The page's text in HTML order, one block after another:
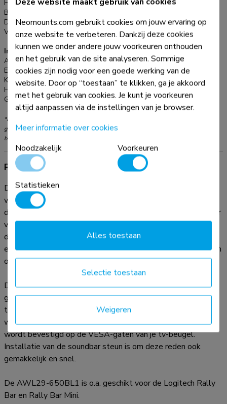
wordt bevestigd op de VESA-gaten van je tv-beugel.
Installatie van de soundbar steun is om deze reden ook
gemakkelijk en snel. De AWL29-650BL1 is o.a. geschikt
voor de Logitech Rally Bar en Rally Bar Mini.
Hoogte:
43,7 cm
Breedte:
Diepte:
21,5 cm
Verstellingstype:
Manueel
Informatie
Artikelnummer:
AWL29-650BL1
EAN:
8717371449155
Kleur:
Zwart
Hoofdmateriaal:
Garantie:
5 jaar
*NB. De vermelde inch-maten zijn slechts een indicatie, gecombineerd met het
gewicht en de VESA-maten. Het maximale gewicht en de VESA-maat zijn absolute
beperkingen voor de producten en dienen niet te worden overschreden.
Productinformatie
De Neomounts AWL29-650BL1 is een universele
videobar/soundbar/speaker steun met een maximaal
draagvermogen van 15 kg. De beugel is in diepte verstelbaar
van 7,7 tot 21,5 cm en is tevens in hoogte verstelbaar. Met
de beugel kan een videobar/speaker zowel boven als onder
een scherm worden geïnstalleerd, wat een cleane en modern
ogende installatie van audio hardware bewerkstelligt.
Doordat de AWL29-650BL1 op het scherm wordt
gemonteerd, beweegt deze eenvoudig mee met het scherm
terwijl deze in hoogte, diepte of in iedere andere kijkpositie
wordt afgesteld. De beugel is in breedte verstelbaar en
wordt bevestigd op de VESA-gaten van je tv-beugel.
Installatie van de soundbar steun is om deze reden ook
gemakkelijk en snel.
De AWL29-650BL1 is o.a. geschikt voor de Logitech Rally
Bar en Rally Bar Mini.
Neomounts.com gebruikt cookies om jouw ervaring op
onze website te verbeteren. Dankzij deze cookies
kunnen we onder andere jouw voorkeuren onthouden
en het gebruik van de site analyseren. Sommige
cookies zijn nodig voor een goede werking van de
website. Door op “toestaan” te klikken, ga je akkoord
met het gebruik van cookies. Je kunt je voorkeuren
altijd aanpassen via de instellingen van je browser.
Meer informatie over cookies
Noodzakelijk
Voorkeuren
Statistieken
Weigeren
Selectie toestaan
Alles toestaan